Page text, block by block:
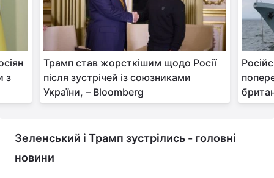
з
Трамп став жорсткішим щодо Росії
після зустрічей із союзниками
України, – Bloomberg
Зеленський і Трамп зустрілись - головні
новини